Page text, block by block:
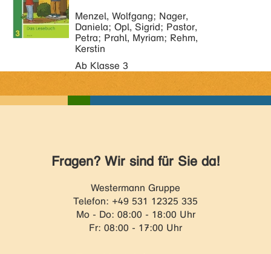
Menzel, Wolfgang; Nager,
Daniela; Opl, Sigrid; Pastor,
Petra; Prahl, Myriam; Rehm,
Kerstin
Ab Klasse 3